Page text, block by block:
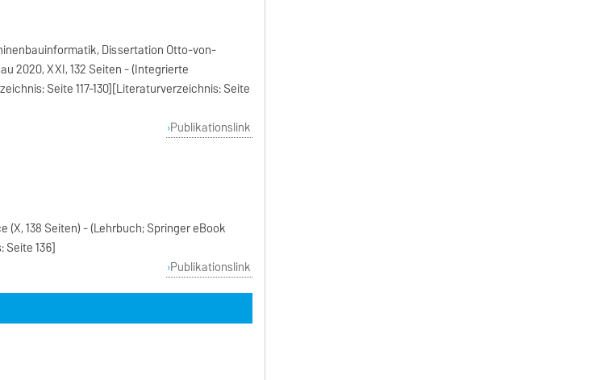
Dissertation Otto-von-
2020, XXI, 132 Seiten - (Integrierte
Seite 117-130][Literaturverzeichnis: Seite
Publikationslink
138 Seiten) - (Lehrbuch; Springer eBook
Seite 136]
Publikationslink